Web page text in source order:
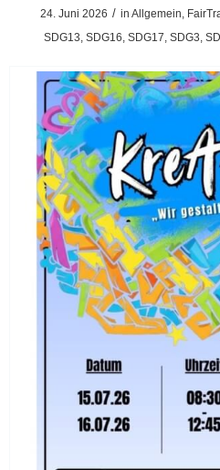
24. Juni 2026 / in Allgemein,
SDG13, SDG16, SDG17, SDG3,